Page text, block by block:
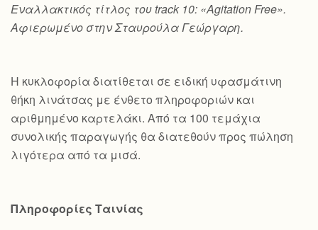
Εναλλακτικός τίτλος τουtrack 10: «Agitation Free».
Αφιερωμένο στην Σταυρούλα Γεώργαρη.
Η κυκλοφορία διατίθεται σε ειδική υφασμάτινη
θήκη λινάτσας με ένθετο πληροφοριών και
αριθμημένο καρτελάκι. Από τα 100 τεμάχια
συνολικής παραγωγής θα διατεθούν προς πώληση
λιγότερα από τα μισά.
Πληροφορίες Ταινίας